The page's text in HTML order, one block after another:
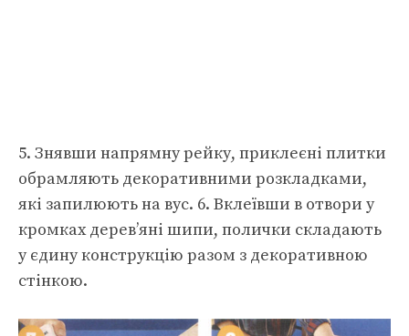
5. Знявши напрямну рейку, приклеєні плитки
обрамляють декоративними розкладками,
які запилюють на вус. 6. Вклеївши в отвори у
кромках дерев’яні шипи, полички складають
у єдину конструкцію разом з декоративною
стінкою.